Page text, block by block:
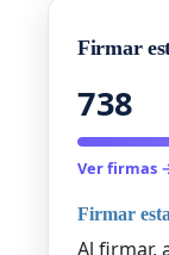
Firmar
738
Ver firmas
Firmar
Al firmar,